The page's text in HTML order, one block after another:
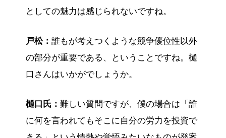
としての魅力は感じられないですね。
戸松： 誰もが考えつくような競争優位性以外
の部分が重要である、ということですね。樋
口さんはいかがでしょうか。
樋口氏： 難しい質問ですが、僕の場合は「誰
に何を言われてもそこに自分の労力を投資で